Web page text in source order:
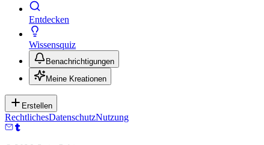
Entdecken
Wissensquiz
Benachrichtigungen
Meine Kreationen
Erstellen
RechtlichesDatenschutzNutzung